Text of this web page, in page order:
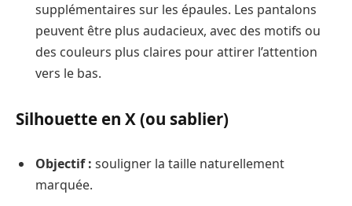
supplémentaires sur les épaules. Les pantalons
peuvent être plus audacieux, avec des motifs ou
des couleurs plus claires pour attirer l’attention
vers le bas.
Silhouette en X (ou sablier)
Objectif : souligner la taille naturellement
marquée.